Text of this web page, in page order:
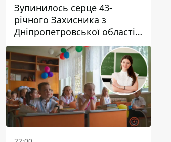
Зупинилось серце 43-
річного Захисника з
Дніпропетровської області
Євгена Зінченка